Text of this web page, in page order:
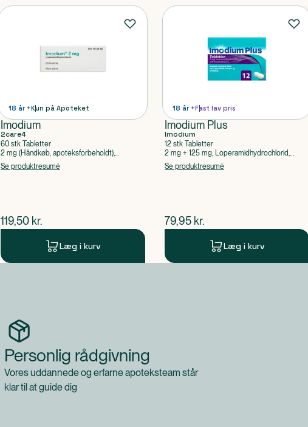
18 år +Kun på Apoteket
Imodium
2care4
60 stk Tabletter
2 mg (Håndkøb, apoteksforbeholdt),
Loperamidhydrochlorid
Se produktresumé
$nuværende pris
119,50 kr.
Læg i kurv
18 år +Fast lav pris
Imodium Plus
Imodium
12 stk Tabletter
2 mg + 125 mg, Loperamidhydrochlorid,
Simeticon
Se produktresumé
$nuværende pris
79,95 kr.
Læg i kurv
Personlig rådgivning
Vores uddannede og erfarne apoteksteam står
klar til at guide dig